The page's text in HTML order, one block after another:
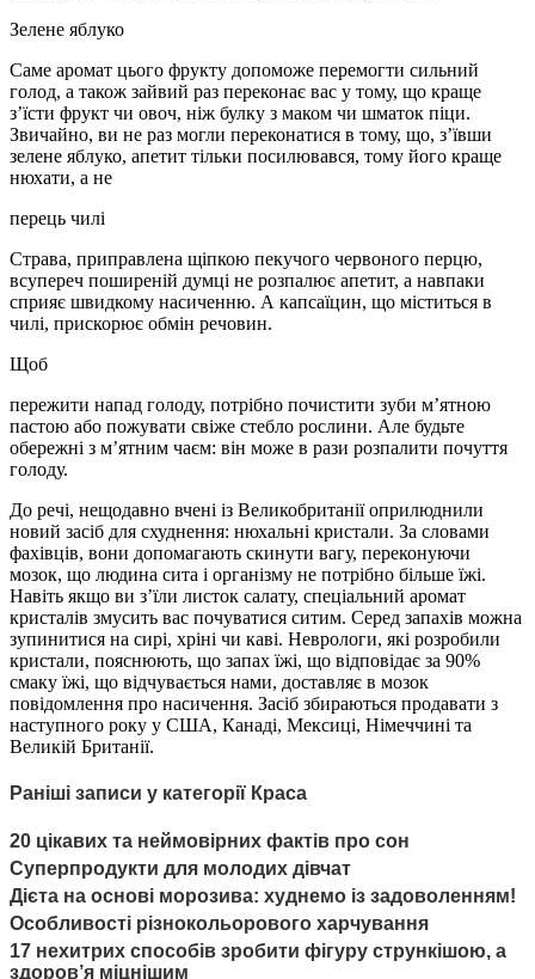
Зелене яблуко
Саме аромат цього фрукту допоможе перемогти сильний
голод, а також зайвий раз переконає вас у тому, що краще
з’їсти фрукт чи овоч, ніж булку з маком чи шматок піци.
Звичайно, ви не раз могли переконатися в тому, що, з’ївши
зелене яблуко, апетит тільки посилювався, тому його краще
нюхати, а не
перець чилі
Страва, приправлена ​​щіпкою пекучого червоного перцю,
всупереч поширеній думці не розпалює апетит, а навпаки
сприяє швидкому насиченню. А капсаїцин, що міститься в
чилі, прискорює обмін речовин.
Щоб
пережити напад голоду, потрібно почистити зуби м’ятною
пастою або пожувати свіже стебло рослини. Але будьте
обережні з м’ятним чаєм: він може в рази розпалити почуття
голоду.
До речі, нещодавно вчені із Великобританії оприлюднили
новий засіб для схуднення: нюхальні кристали. За словами
фахівців, вони допомагають скинути вагу, переконуючи
мозок, що людина сита і організму не потрібно більше їжі.
Навіть якщо ви з’їли листок салату, спеціальний аромат
кристалів змусить вас почуватися ситим. Серед запахів можна
зупинитися на сирі, хріні чи каві. Неврологи, які розробили
кристали, пояснюють, що запах їжі, що відповідає за 90%
смаку їжі, що відчувається нами, доставляє в мозок
повідомлення про насичення. Засіб збираються продавати з
наступного року у США, Канаді, Мексиці, Німеччині та
Великій Британії.
Раніші записи у категорії Краса
20 цікавих та неймовірних фактів про сон
Суперпродукти для молодих дівчат
Дієта на основі морозива: худнемо із задоволенням!
Особливості різнокольорового харчування
17 нехитрих способів зробити фігуру стрункішою, а
здоров’я міцнішим